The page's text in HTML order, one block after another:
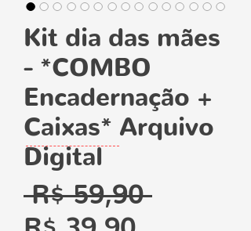
Kit dia das mães
- *COMBO
Encadernação +
Caixas* Arquivo
Digital
R$ 59,90
R$ 39,90